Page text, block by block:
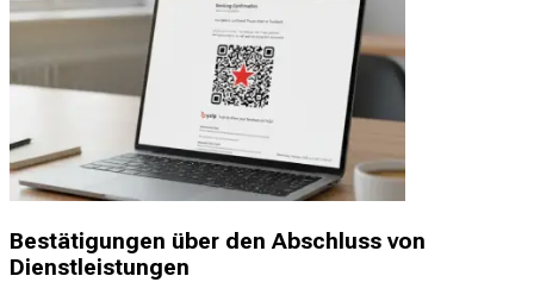
Bestätigungen über den Abschluss von
Dienstleistungen